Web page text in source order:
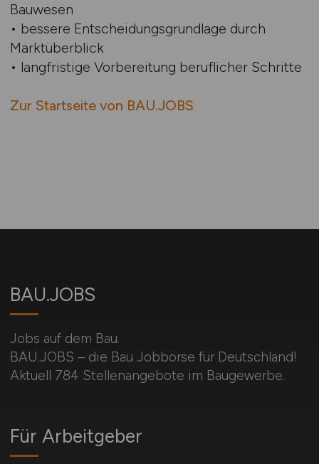
Bauwesen
• bessere Entscheidungsgrundlage durch
Marktüberblick
• langfristige Vorbereitung beruflicher Schritte
Zur Startseite von BAU.JOBS
BAU.JOBS
Jobs auf dem Bau.
BAU.JOBS – die Bau Jobbörse für Deutschland!
Aktuell 784 Stellenangebote im Baugewerbe.
Für Arbeitgeber